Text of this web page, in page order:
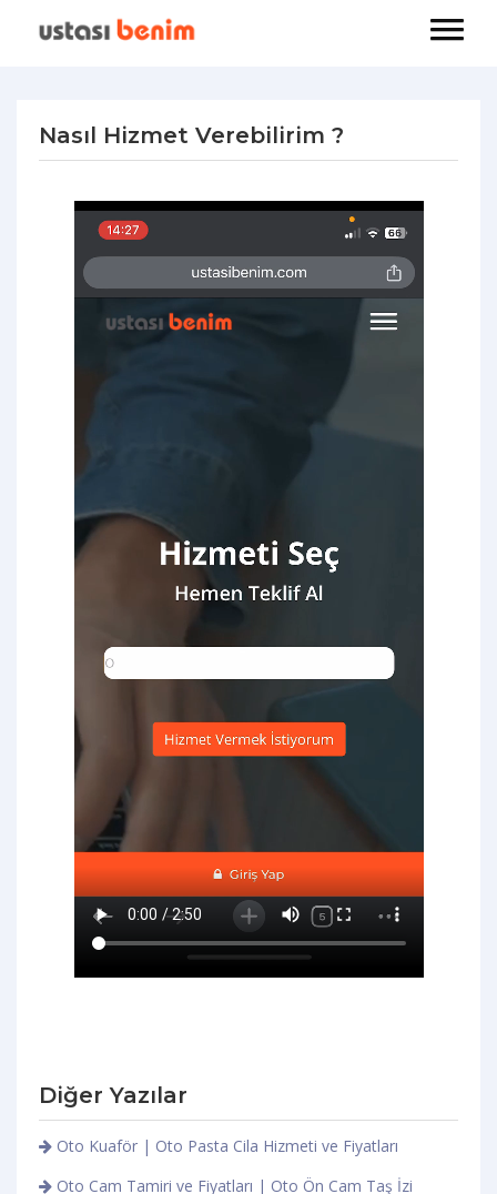
Nasıl Hizmet Verebilirim ?
Diğer Yazılar
Oto Kuaför | Oto Pasta Cila Hizmeti ve Fiyatları
Oto Cam Tamiri ve Fiyatları | Oto Ön Cam Taş İzi